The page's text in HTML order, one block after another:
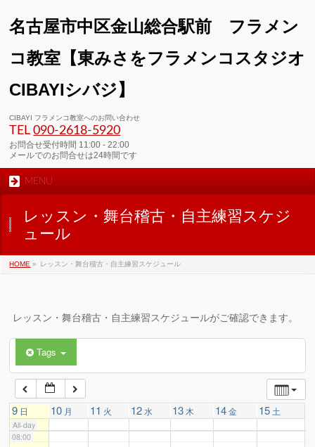
名古屋市中区金山総合駅前 フラメン
コ教室【東みさをフラメンコスタジオ
CIBAYIシバジ】
CIBAYI フラメンコ教室へのお問い合わせ
TEL090-2618‐5920
お問合せ受付時間 11:00 - 22:00
メールでのお問合せは24時間です
MENU
レッスン・舞台稽古・自主練習スケジ
ュール
HOME » レッスン・舞台稽古・自主練習スケジュール
レッスン・舞台稽古・自主練習スケジュールがご確認できます。
Tags
9 日 10 月 11 火 12水 13 木 14金 15 土
All-day
01:00
02:00
03:00
04:00
06:00
07:00
08:00